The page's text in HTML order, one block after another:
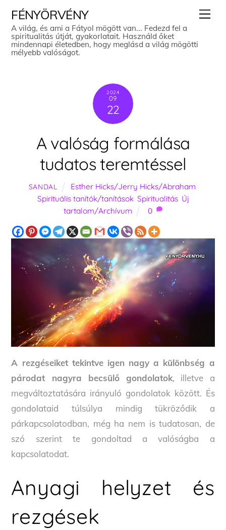
content
FÉNYÖRVÉNY
A világ, és ami a Fátyol mögött van... Fedezd fel a
spiritualitás útját, gyakorlatait. Használd őket
mindennapi életedben, hogy meglásd a világ mögötti
mélyebb valóságot.
2024
09
22
A valóság formálása
tudatos teremtéssel
SANDAL Esther Hicks/Jerry Hicks/Abraham
Spirituális tanítók/tanítások, Spiritualitás, Új
tartalom/Archívum
0
A rezgéseiket tekintve igen nagy a különbség a
párodat nagyra becsülő gondolatok, illetve a
megváltoztatására irányuló gondolatok között. És
gondolataid túlsúlya mindig tükröződik a
párkapcsolatodban, még ha nem is tudatosan, de
szó szerint te gondoltad a valóságba a
kapcsolatodat.
Anyagi helyzet és
rezgések